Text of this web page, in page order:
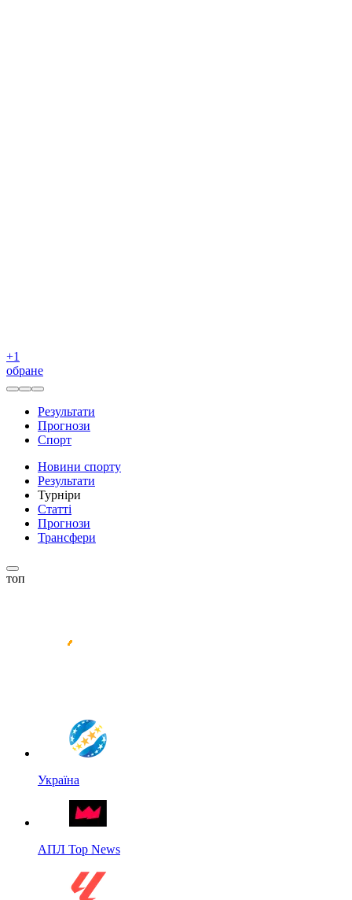
+1
обране
Результати
Прогнози
Спорт
Новини спорту
Результати
Турніри
Статті
Прогнози
Трансфери
топ
Україна
АПЛ Top News